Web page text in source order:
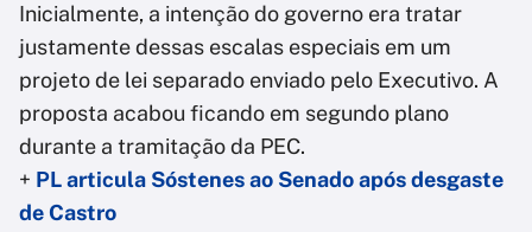
Inicialmente, a intenção do governo era tratar
justamente dessas escalas especiais em um
projeto de lei separado enviado pelo Executivo. A
proposta acabou ficando em segundo plano
durante a tramitação da PEC.
+ PL articula Sóstenes ao Senado após desgaste
de Castro